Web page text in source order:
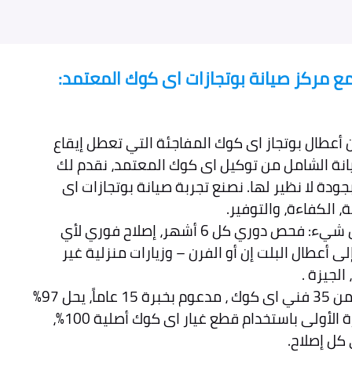
مركز صيانة بوتجازات اى كوك المعتمد:
بوتجاز اى كوك المفاجئة التي تعطل إيقاع
الشامل من توكيل اى كوك المعتمد، نقدم لك
لا نظير لها. نصنع تجربة صيانة بوتجازات اى
والتوفير.
تخيل عقداً يغطي كل شيء: فحص دوري كل 6 أشهر، إصلاح فوري لأي
البلت إن أو الفرن – وزيارات منزلية غير
.
كما ان فريقنا مكون من 35 فني اى كوك ، مدعوم بخبرة 15 عاماً، يحل 97%
من الأعطال في الزيارة الأولى باستخدام قطع غيار اى كوك أصلية 100%،